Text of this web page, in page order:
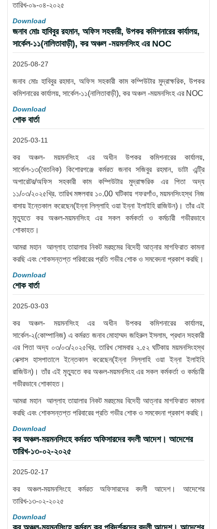
তারিখ-০৯-০৪-২০২৫
Download
জনাব মোঃ হাবিবুর রহমান, অফিস সহকারী, উপকর কমিশনারের কার্যালয়,
সার্কেল-১১(নালিতাবাড়ী), কর অঞ্চল -ময়মনসিংহ এর NOC
2025-08-27
জনাব মোঃ হাবিবুর রহমান, অফিস সহকারী কাম কম্পিউটার মুদ্রাক্ষরিক, উপকর
কমিশনারের কার্যালয়, সার্কেল-১১(নালিতাবাড়ী), কর অঞ্চল -ময়মনসিংহ এর NOC
Download
শোক বার্তা
2025-03-11
কর অঞ্চল- ময়মনসিংহ এর অধীন উপকর কমিশনারের কার্যালয়,
সার্কেল-১৩(বৈতনিক) কিশোরগঞ্জে কর্মরত জনাব সজিবুর রহমান, ডাটা এন্ট্রি
অপারেটর/অফিস সহকারী কাম কম্পিউটার মুদ্রাক্ষরিক এর পিতা অদ্য
১১/০৩/২০২৫খ্রি. তারিখ মঙ্গলবার ১০.00 ঘটিকায় গফরগাঁও, ময়মনসিংহস্থ নিজ
বাসায় ইন্তেকাল করেছেন(ইন্না লিল্লাহি ওয়া ইন্না ইলাইহি রাজিউন)। তাঁর এই
মৃত্যুতে কর অঞ্চল-ময়মনসিংহ এর সকল কর্মকর্তা ও কর্মচারী গভীরভাবে
শোকাহত।
আমরা মহান আল্লাহ তায়ালার নিকট মরহুমের বিদেহী আত্নার মাগফিরাত কামনা
করছি এবং শোকসন্তপ্ত পরিবারের প্রতি গভীর শোক ও সমবেদনা প্রকাশ করছি।
Download
শোক বার্তা
2025-03-03
কর অঞ্চল- ময়মনসিংহ এর অধীন উপকর কমিশনারের কার্যালয়,
সার্কেল-২(কোম্পানিজ) এ কর্মরত জনাব মোহাম্মদ জহিরুল ইসলাম, প্রধান সহকারী
এর পিতা অদ্য ০৩/০৩/২০২৫খ্রি. তারিখ সোমবার ২.৫২ ঘটিকায় ময়মনসিংহস্থ
নেক্সাস হাসপাতালে ইন্তেকাল করেছেন(ইন্না লিল্লাহি ওয়া ইন্না ইলাইহি
রাজিউন)। তাঁর এই মৃত্যুতে কর অঞ্চল-ময়মনসিংহ এর সকল কর্মকর্তা ও কর্মচারী
গভীরভাবে শোকাহত।
আমরা মহান আল্লাহ তায়ালার নিকট মরহুমের বিদেহী আত্নার মাগফিরাত কামনা
করছি এবং শোকসন্তপ্ত পরিবারের প্রতি গভীর শোক ও সমবেদনা প্রকাশ করছি।
Download
কর অঞ্চল-ময়মনসিংহে কর্মরত অফিসারদের বদলী আদেশ। আদেশের
তারিখ-১৩-০২-২০২৫
2025-02-17
কর অঞ্চল-ময়মনসিংহে কর্মরত অফিসারদের বদলী আদেশ। আদেশের
তারিখ-১৩-০২-২০২৫
Download